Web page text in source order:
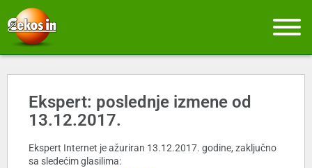
Ekspert: poslednje izmene od
13.12.2017.
Ekspert Internet je ažuriran 13.12.2017. godine, zaključno
sa sledećim glasilima: